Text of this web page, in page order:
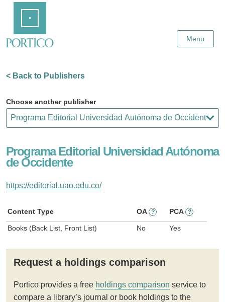
Content
Menu
< Back to Publishers
Choose another publisher
Programa Editorial Universidad Autónoma
de Occidente
https://editorial.uao.edu.co/
Content Type OA ? PCA ?
Books (Back List, Front List) No Yes
Request a holdings comparison
Portico provides a free holdings comparison service to
compare a library’s journal or book holdings to the